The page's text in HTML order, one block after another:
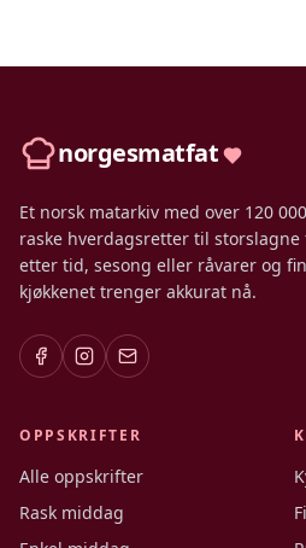
norgesmatfat
Et norsk matarkiv med over 120
raske hverdagsretter til storslagne
etter tid, sesong eller råvarer og
kjøkkenet trenger akkurat nå.
OPPSKRIFTER
Alle oppskrifter
Rask middag